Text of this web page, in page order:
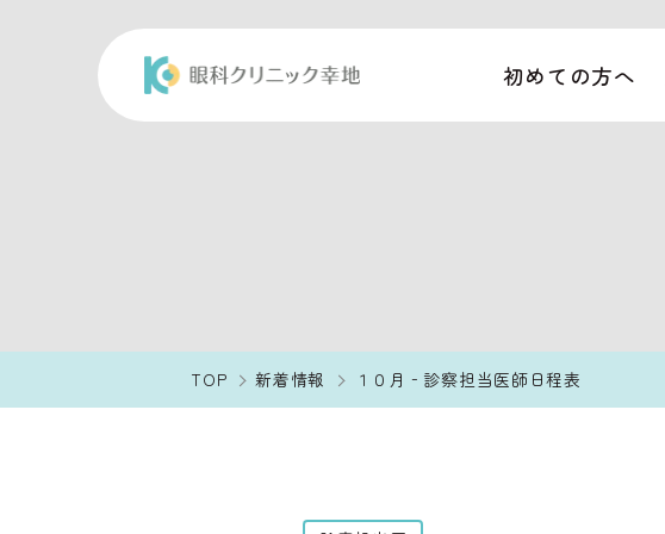
初めての方へ
TOP 新着情報 １０月‐診察担当医師日程表